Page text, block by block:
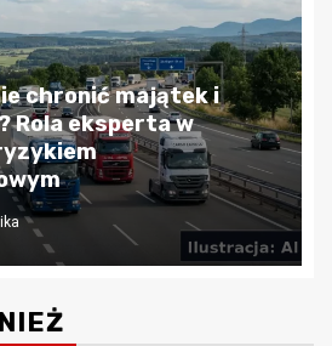
chronić majątek i
Rola eksperta w